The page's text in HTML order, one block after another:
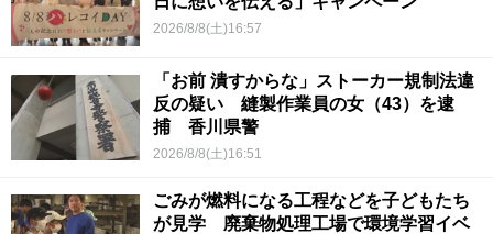
2026/8/8(土)16:57
「お前 潰すからな」ストーカー規制法違
反の疑い 縫製作業員の女（43）を逮
捕 香川県警
2026/8/8(土)16:51
ごみが燃料になる工程などを子どもたち
が見学 廃棄物処理工場で環境学習イベ